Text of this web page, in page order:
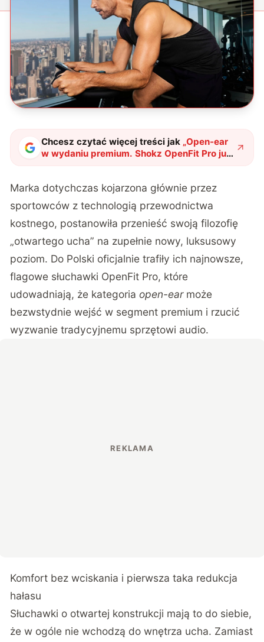
Chcesz czytać więcej treści jak „Open-ear
w wydaniu premium. Shokz OpenFit Pro już
w Polsce"?
Marka dotychczas kojarzona głównie przez
sportowców z technologią przewodnictwa
kostnego, postanowiła przenieść swoją filozofię
„otwartego ucha” na zupełnie nowy, luksusowy
poziom. Do Polski oficjalnie trafiły ich najnowsze,
flagowe słuchawki OpenFit Pro, które
udowadniają, że kategoriaopen-earmoże
bezwstydnie wejść w segment premium i rzucić
wyzwanie tradycyjnemu sprzętowi audio.
Komfort bez wciskania i pierwsza taka redukcja
hałasu
Słuchawki o otwartej konstrukcji mają to do siebie,
że w ogóle nie wchodzą do wnętrza ucha. Zamiast